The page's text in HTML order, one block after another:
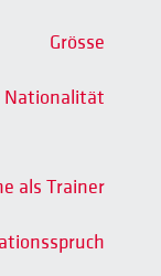
Grösse
Nationalität
als Trainer